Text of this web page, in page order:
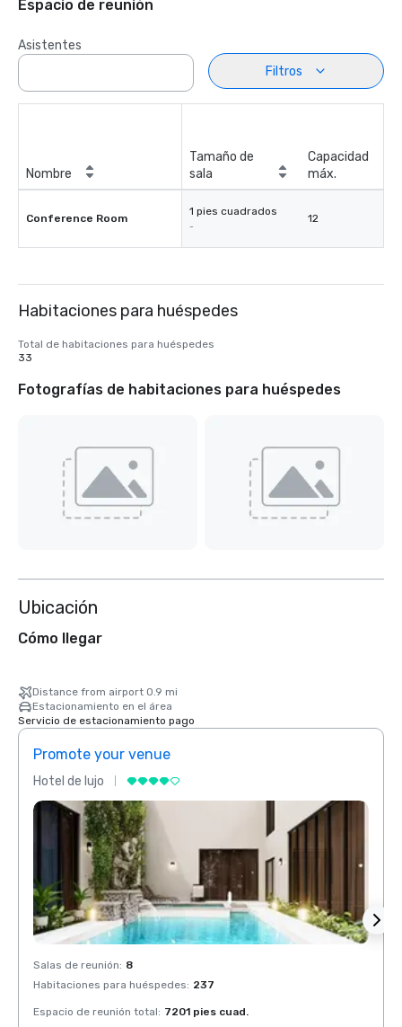
Espacio de reunión
Asistentes
Filtros
Nombre
Tamaño de
sala
Capacidad
máx.
Conference Room
1 pies cuadrados
-
12
Habitaciones para huéspedes
Total de habitaciones para huéspedes
33
Fotografías de habitaciones para huéspedes
Ubicación
Cómo llegar
Distance from airport 0.9 mi
Estacionamiento en el área
Servicio de estacionamiento pago
Promote your venue
Hotel de lujo
Salas de reunión: 8
Habitaciones para huéspedes: 237
Espacio de reunión total: 7201 pies cuad.